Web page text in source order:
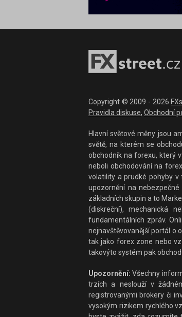
Copyright © 2009 - 2026
Pravidla diskuse, Obchodní
Hlavní světové měny jsou
světě, na kterém se
obchodník na forexu, který
neboli obchodování na
volatility a prudké pohyby v
upozornění na
základních skupin a to
(diskreční), mechanická
fundamentálních zpráv.
nejnavštěvovanější portál o
tak jako forex zone nebo
takovýto systém pak
Upozornění: Všechny
trzích a neslouží v
registrovanými brokery či
vysokým rizikem rychlého